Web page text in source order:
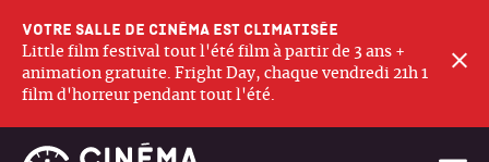
Votre salle de cinéma est climatisée
Little film festival tout l'été film à partir de 3 ans +
animation gratuite. Fright Day, chaque vendredi 21h 1
film d'horreur pendant tout l'été.